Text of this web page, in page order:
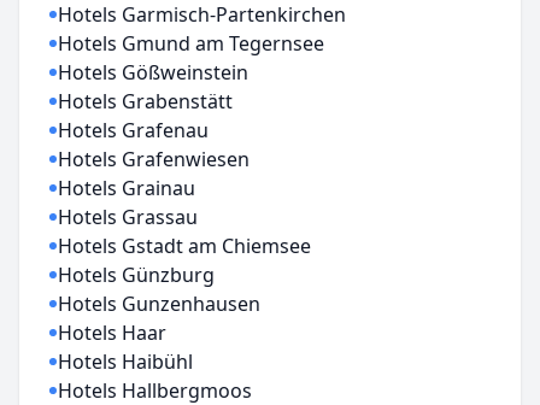
Hotels Garmisch-Partenkirchen
Hotels Gmund am Tegernsee
Hotels Gößweinstein
Hotels Grabenstätt
Hotels Grafenau
Hotels Grafenwiesen
Hotels Grainau
Hotels Grassau
Hotels Gstadt am Chiemsee
Hotels Günzburg
Hotels Gunzenhausen
Hotels Haar
Hotels Haibühl
Hotels Hallbergmoos